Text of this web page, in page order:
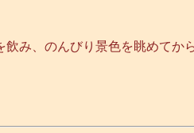
飲み、のんびり景色を眺めてか